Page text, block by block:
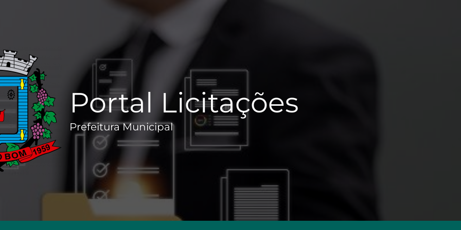
Portal Licitações
Prefeitura Municipal